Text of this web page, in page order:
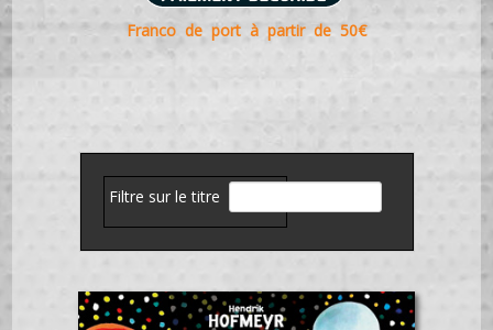
Franco de port à partir de 50€
Filtre sur le titre